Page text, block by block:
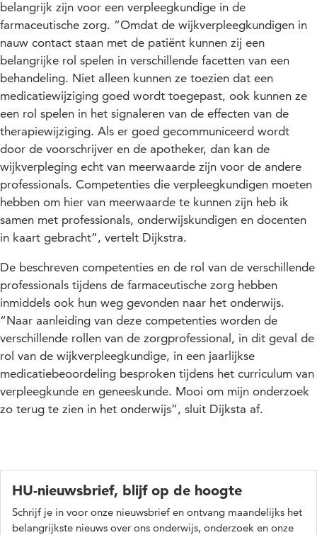
belangrijk zijn voor een verpleegkundige in de
farmaceutische zorg. “Omdat de wijkverpleegkundigen in
nauw contact staan met de patiënt kunnen zij een
belangrijke rol spelen in verschillende facetten van een
behandeling. Niet alleen kunnen ze toezien dat een
medicatiewijziging goed wordt toegepast, ook kunnen ze
een rol spelen in het signaleren van de effecten van de
therapiewijziging. Als er goed gecommuniceerd wordt
door de voorschrijver en de apotheker, dan kan de
wijkverpleging echt van meerwaarde zijn voor de andere
professionals. Competenties die verpleegkundigen moeten
hebben om hier van meerwaarde te kunnen zijn heb ik
samen met professionals, onderwijskundigen en docenten
in kaart gebracht”, vertelt Dijkstra.
De beschreven competenties en de rol van de verschillende
professionals tijdens de farmaceutische zorg hebben
inmiddels ook hun weg gevonden naar het onderwijs.
“Naar aanleiding van deze competenties worden de
verschillende rollen van de zorgprofessional, in dit geval de
rol van de wijkverpleegkundige, in een jaarlijkse
medicatiebeoordeling besproken tijdens het curriculum van
verpleegkunde en geneeskunde. Mooi om mijn onderzoek
zo terug te zien in het onderwijs”, sluit Dijksta af.
HU-nieuwsbrief, blijf op de hoogte
Schrijf je in voor onze nieuwsbrief en ontvang maandelijks het
belangrijkste nieuws over ons onderwijs, onderzoek en onze